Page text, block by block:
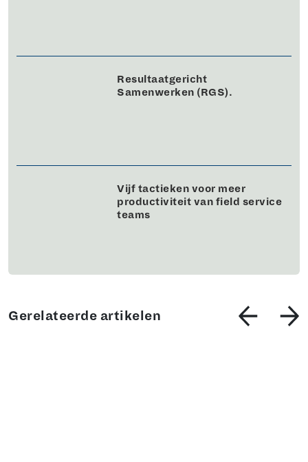
Resultaatgericht
Samenwerken (RGS).
Vijf tactieken voor meer
productiviteit van field service
teams
Gerelateerde artikelen